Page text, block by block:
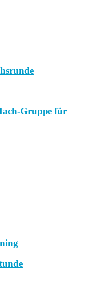
Gruppe für